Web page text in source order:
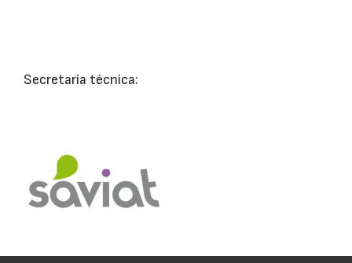
Secretaría técnica: